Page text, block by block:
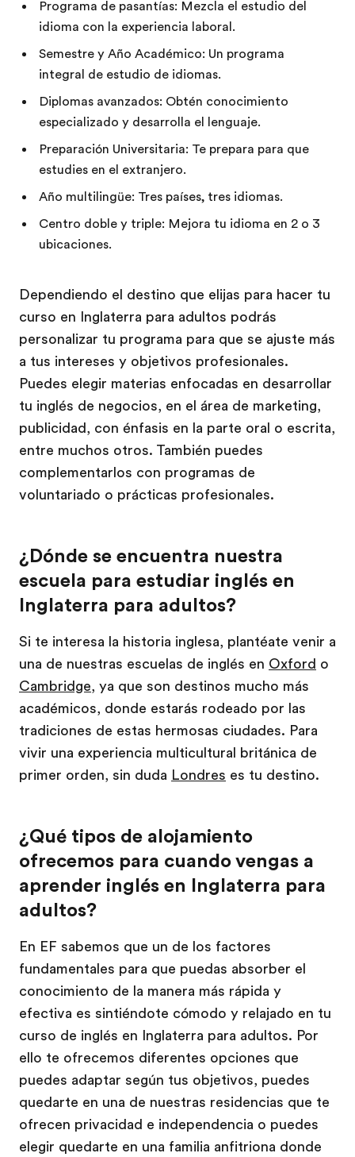
Programa de pasantías: Mezcla el estudio del
idioma con la experiencia laboral.
Semestre y Año Académico: Un programa
integral de estudio de idiomas.
Diplomas avanzados: Obtén conocimiento
especializado y desarrolla el lenguaje.
Preparación Universitaria: Te prepara para que
estudies en el extranjero.
Año multilingüe: Tres países, tres idiomas.
Centro doble y triple: Mejora tu idioma en 2 o 3
ubicaciones.
Dependiendo el destino que elijas para hacer tu
curso en Inglaterra para adultos podrás
personalizar tu programa para que se ajuste más
a tus intereses y objetivos profesionales.
Puedes elegir materias enfocadas en desarrollar
tu inglés de negocios, en el área de marketing,
publicidad, con énfasis en la parte oral o escrita,
entre muchos otros. También puedes
complementarlos con programas de
voluntariado o prácticas profesionales.
¿Dónde se encuentra nuestra
escuela para estudiar inglés en
Inglaterra para adultos?
Si te interesa la historia inglesa, plantéate venir a
una de nuestras escuelas de inglés en Oxford o
Cambridge, ya que son destinos mucho más
académicos, donde estarás rodeado por las
tradiciones de estas hermosas ciudades. Para
vivir una experiencia multicultural británica de
primer orden, sin duda Londres es tu destino.
¿Qué tipos de alojamiento
ofrecemos para cuando vengas a
aprender inglés en Inglaterra para
adultos?
En EF sabemos que un de los factores
fundamentales para que puedas absorber el
conocimiento de la manera más rápida y
efectiva es sintiéndote cómodo y relajado en tu
curso de inglés en Inglaterra para adultos. Por
ello te ofrecemos diferentes opciones que
puedes adaptar según tus objetivos, puedes
quedarte en una de nuestras residencias que te
ofrecen privacidad e independencia o puedes
elegir quedarte en una familia anfitriona donde